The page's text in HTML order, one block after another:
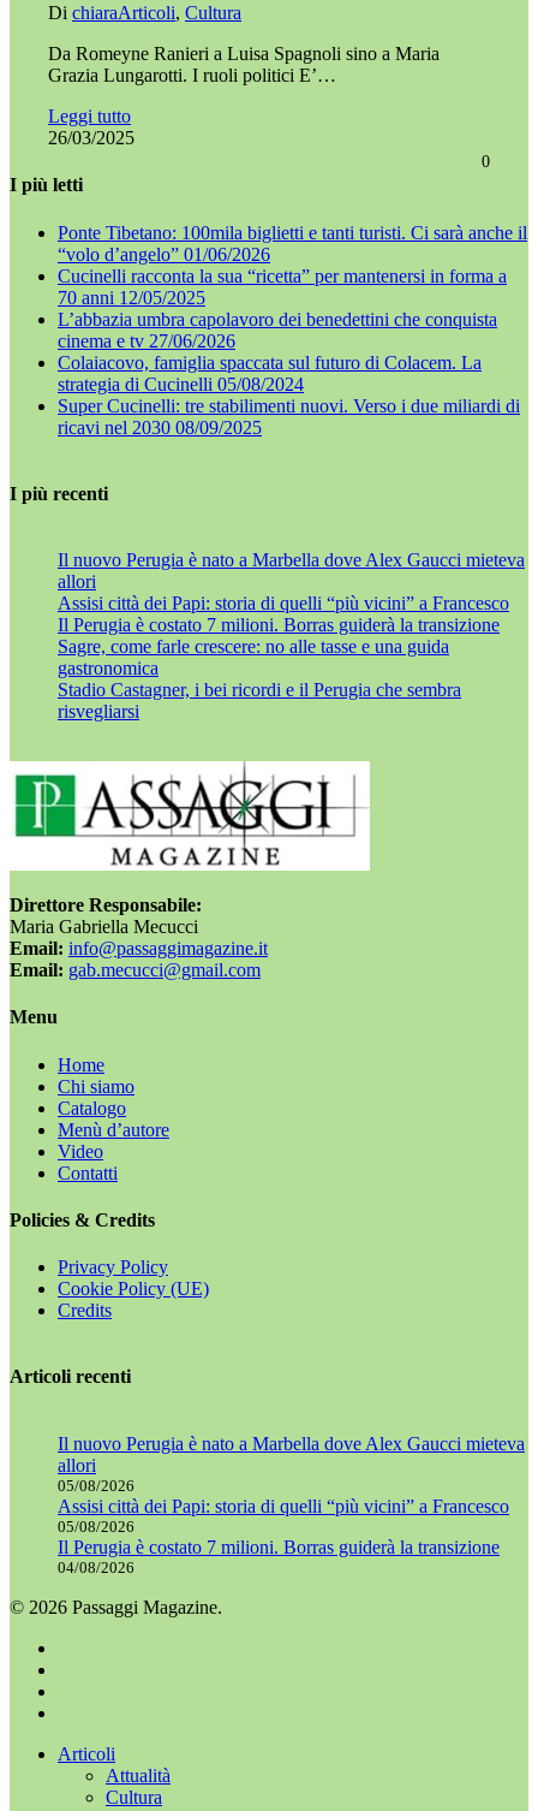
Di chiaraArticoli, Cultura
Da Romeyne Ranieri a Luisa Spagnoli sino a Maria
Grazia Lungarotti. I ruoli politici E’…
Leggi tutto
26/03/2025
0
I più letti
Ponte Tibetano: 100mila biglietti e tanti turisti. Ci sarà anche il
“volo d’angelo” 01/06/2026
Cucinelli racconta la sua “ricetta” per mantenersi in forma a
70 anni 12/05/2025
L’abbazia umbra capolavoro dei benedettini che conquista
cinema e tv 27/06/2026
Colaiacovo, famiglia spaccata sul futuro di Colacem. La
strategia di Cucinelli 05/08/2024
Super Cucinelli: tre stabilimenti nuovi. Verso i due miliardi di
ricavi nel 2030 08/09/2025
I più recenti
Il nuovo Perugia è nato a Marbella dove Alex Gaucci mieteva
allori
Assisi città dei Papi: storia di quelli “più vicini” a Francesco
Il Perugia è costato 7 milioni. Borras guiderà la transizione
Sagre, come farle crescere: no alle tasse e una guida
gastronomica
Stadio Castagner, i bei ricordi e il Perugia che sembra
risvegliarsi
Direttore Responsabile:
Maria Gabriella Mecucci
Email: info@passaggimagazine.it
Email: gab.mecucci@gmail.com
Menu
Home
Chi siamo
Catalogo
Menù d’autore
Video
Contatti
Policies & Credits
Privacy Policy
Cookie Policy (UE)
Credits
Articoli recenti
Il nuovo Perugia è nato a Marbella dove Alex Gaucci mieteva
allori
05/08/2026
Assisi città dei Papi: storia di quelli “più vicini” a Francesco
05/08/2026
Il Perugia è costato 7 milioni. Borras guiderà la transizione
04/08/2026
© 2026 Passaggi Magazine.
Chiudi Articoli
Attualità
Cultura